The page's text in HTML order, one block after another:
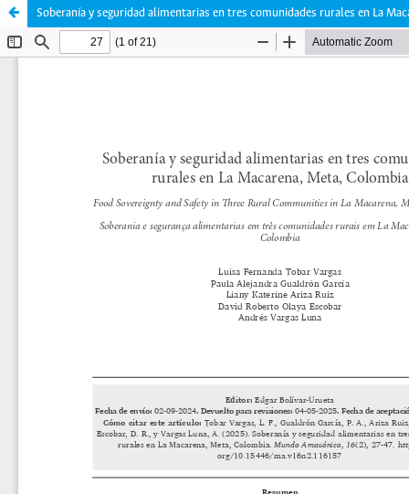
Soberanía y seguridad alimentarias en tres comunidades rurales en La